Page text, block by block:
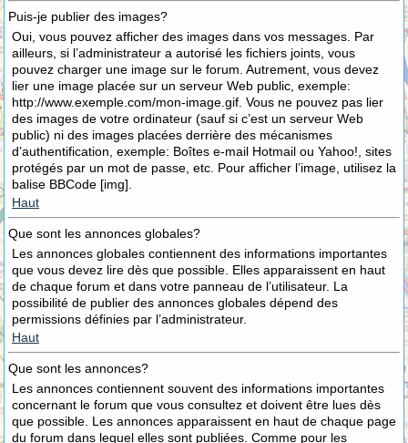
Puis-je publier des images?
Oui, vous pouvez afficher des images dans vos messages. Par
ailleurs, si l’administrateur a autorisé les fichiers joints, vous
pouvez charger une image sur le forum. Autrement, vous devez
lier une image placée sur un serveur Web public, exemple:
http://www.exemple.com/mon-image.gif. Vous ne pouvez pas lier
des images de votre ordinateur (sauf si c’est un serveur Web
public) ni des images placées derrière des mécanismes
d’authentification, exemple: Boîtes e-mail Hotmail ou Yahoo!, sites
protégés par un mot de passe, etc. Pour afficher l’image, utilisez la
balise BBCode [img].
Haut
Que sont les annonces globales?
Les annonces globales contiennent des informations importantes
que vous devez lire dès que possible. Elles apparaissent en haut
de chaque forum et dans votre panneau de l’utilisateur. La
possibilité de publier des annonces globales dépend des
permissions définies par l’administrateur.
Haut
Que sont les annonces?
Les annonces contiennent souvent des informations importantes
concernant le forum que vous consultez et doivent être lues dès
que possible. Les annonces apparaissent en haut de chaque page
du forum dans lequel elles sont publiées. Comme pour les